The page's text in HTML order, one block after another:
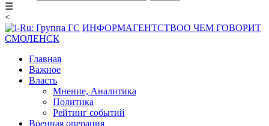
☰
<
ИНФОРМАГЕНТСТВОО ЧЕМ ГОВОРИТ
СМОЛЕНСК
Главная
Важное
Власть
Мнение, Аналитика
Политика
Рейтинг событий
Военная операция